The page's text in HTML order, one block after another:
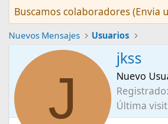
Buscamos colaboradores (Envia
Nuevos Mensajes Usuarios
J
jkss
Nuevo
Registrado
Última